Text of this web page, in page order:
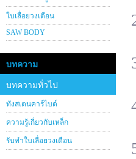
ใบเลื่อยวงเดือน
SAW BODY
บทความ
บทความทั่วไป
ทังสเตนคาร์ไบด์
ความรู้เกี่ยวกับเหล็ก
รับทำใบเลื่อยวงเดือน